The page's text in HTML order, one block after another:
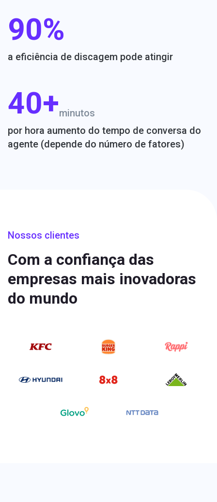
90%
а eficiência de discagem pode atingir
40+minutos
por hora aumento do tempo de conversa do
agente (depende do número de fatores)
Nossos clientes
Com a confiança das
empresas mais inovadoras
do mundo